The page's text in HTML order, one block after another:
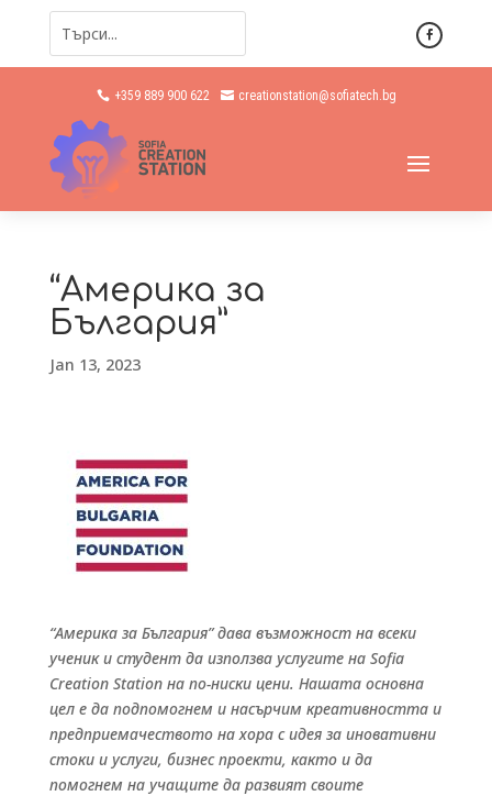
 +359 889 900 622  creationstation@sofiatech.bg
“Америка за
България”
Jan 13, 2023
“Америка за България” дава възможност на всеки
ученик и студент да използва услугите на Sofia
Creation Station на по-ниски цени. Нашата основна
цел е да подпомогнем и насърчим креативността и
предприемачеството на хора с идея за иновативни
стоки и услуги, бизнес проекти, както и да
помогнем на учащите да развият своите